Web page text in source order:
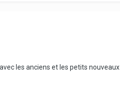
les anciens et les petits nouveaux